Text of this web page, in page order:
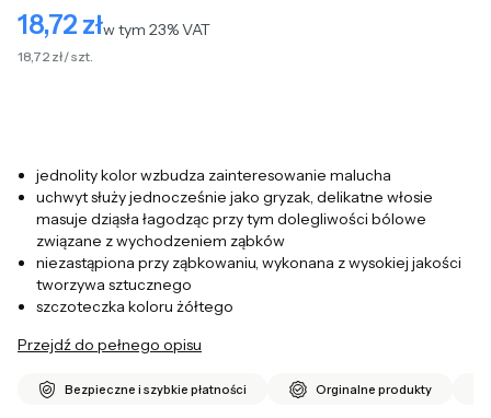
Cena
18,72 złw tym 23% VAT
w tym 23%VAT
18,72 zł / szt.
jednolity kolor wzbudza zainteresowanie malucha
uchwyt służy jednocześnie jako gryzak, delikatne włosie
masuje dziąsła łagodząc przy tym dolegliwości bólowe
związane z wychodzeniem ząbków
niezastąpiona przy ząbkowaniu, wykonana z wysokiej jakości
tworzywa sztucznego
szczoteczka koloru żółtego
Przejdź do pełnego opisu
Bezpieczne i szybkie płatności Orginalne produkty